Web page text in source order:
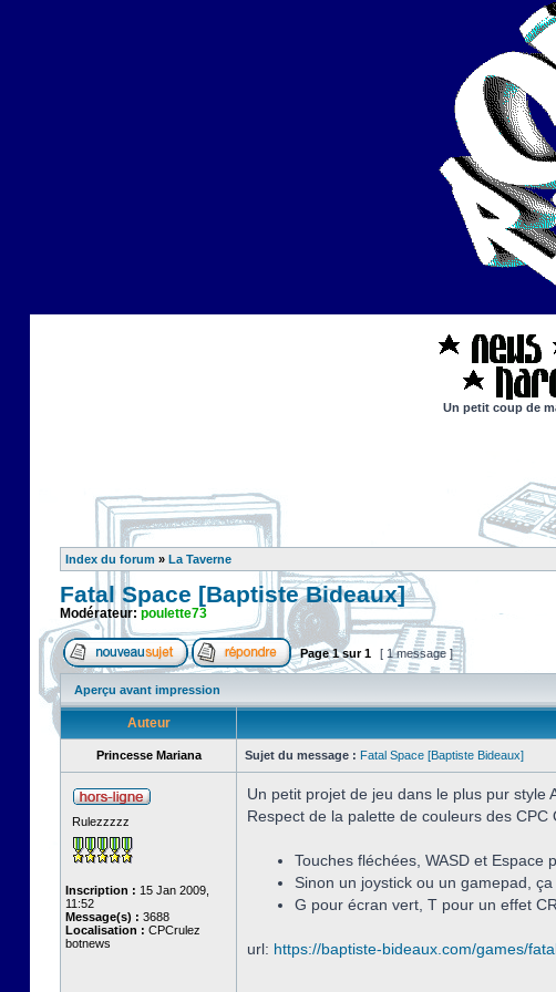
Un petit coup de
Index du forum » La Taverne
Fatal Space [Baptiste Bideaux]
Modérateur: poulette73
Page1sur1 [ 1 message ]
Aperçu avant impression
Auteur
Princesse Mariana Sujet du message : Fatal Space [Baptiste Bideaux]
Rulezzzzz
Inscription : 15 Jan 2009,
11:52
Message(s) : 3688
Localisation : CPCrulez
botnews
Un petit projet de jeu dans le plus pur style
Respect de la palette de couleurs des
Touches fléchées, WASD et Espace
Sinon un joystick ou un gamepad, ça
G pour écran vert, T pour un effet
url: https://baptiste-bideaux.com/games/